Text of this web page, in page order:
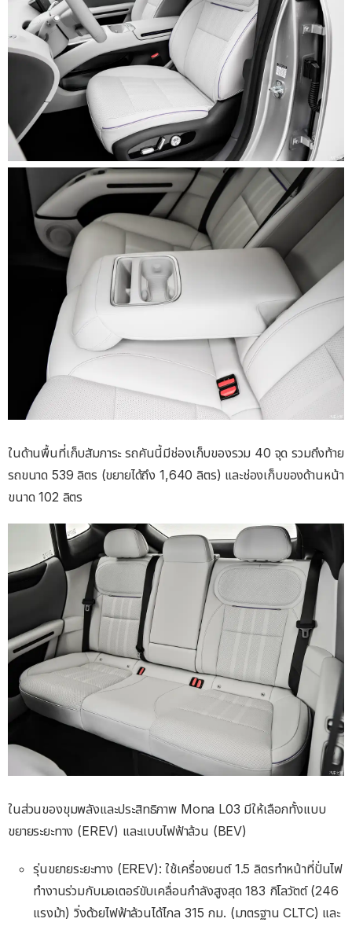
ในด้านพื้นที่เก็บสัมภาระ รถคันนี้มีช่องเก็บของรวม 40 จุด รวมถึงท้าย
รถขนาด 539 ลิตร (ขยายได้ถึง 1,640 ลิตร) และช่องเก็บของด้านหน้า
ขนาด 102 ลิตร
ในส่วนของขุมพลังและประสิทธิภาพ Mona L03 มีให้เลือกทั้งแบบ
ขยายระยะทาง (EREV) และแบบไฟฟ้าล้วน (BEV)
รุ่นขยายระยะทาง (EREV): ใช้เครื่องยนต์ 1.5 ลิตรทำหน้าที่ปั่นไฟ
ทำงานร่วมกับมอเตอร์ขับเคลื่อนกำลังสูงสุด 183 กิโลวัตต์ (246
แรงม้า) วิ่งด้วยไฟฟ้าล้วนได้ไกล 315 กม. (มาตรฐาน CLTC) และ